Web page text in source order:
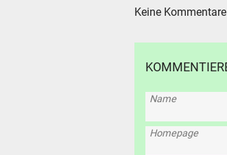
Keine
Name
Homepage